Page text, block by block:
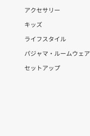
アクセサリー
キッズ
ライフスタイル
パジャマ・ルームウェア
セットアップ